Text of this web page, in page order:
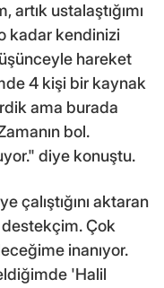
artık ustalaştığımı
kadar kendinizi
hareket
4 kişi bir kaynak
ama burada
bol.
diye konuştu.
çalıştığını aktaran
destekçim. Çok
inanıyor.
'Halil